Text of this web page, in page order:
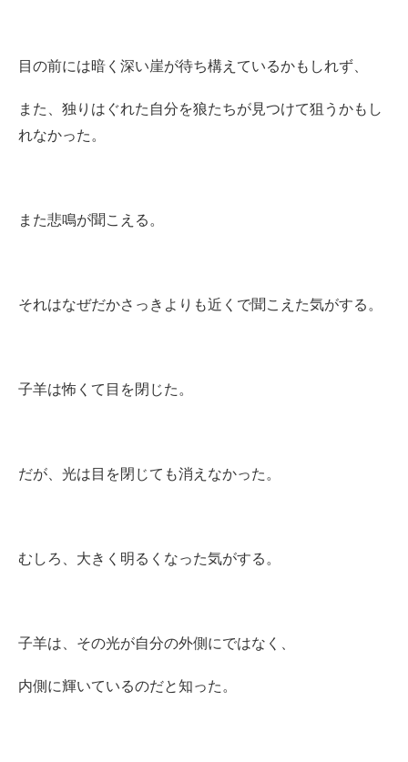
目の前には暗く深い崖が待ち構えているかもしれず、
また、独りはぐれた自分を狼たちが見つけて狙うかもし
れなかった。
また悲鳴が聞こえる。
それはなぜだかさっきよりも近くで聞こえた気がする。
子羊は怖くて目を閉じた。
だが、光は目を閉じても消えなかった。
むしろ、大きく明るくなった気がする。
子羊は、その光が自分の外側にではなく、
内側に輝いているのだと知った。